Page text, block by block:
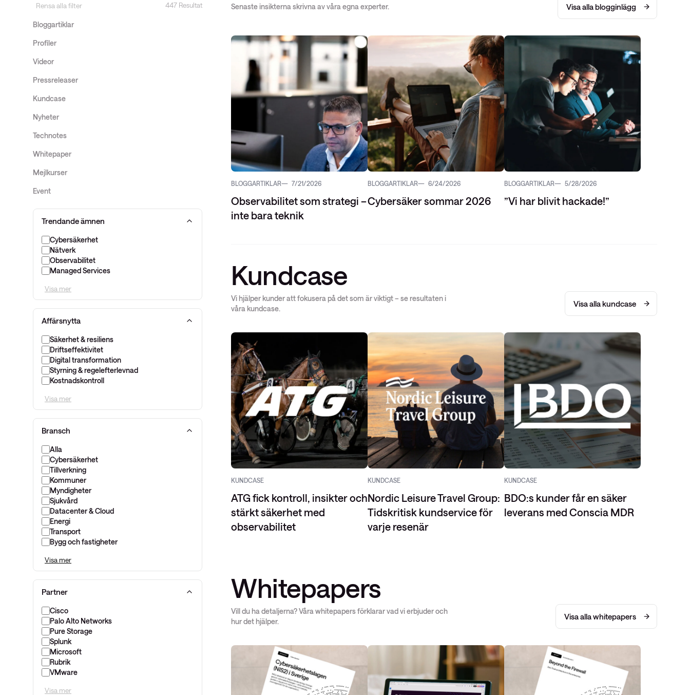
insights
Nyhetsbrev ThreatInsights
Cisco Live
Tech notes
Ämnen
447 Resultat
Rensa alla filter
Bloggartiklar
Profiler
Videor
Pressreleaser
Kundcase
Nyheter
Technotes
Whitepaper
Mejlkurser
Event
Trendande ämnen
Cybersäkerhet
Nätverk
Observabilitet
Managed Services
Visa mer
Affärsnytta
Säkerhet & resiliens
Driftseffektivitet
Digital transformation
Styrning & regelefterlevnad
Kostnadskontroll
Visa mer
Bransch
Alla
Cybersäkerhet
Tillverkning
Kommuner
Myndigheter
Sjukvård
Datacenter & Cloud
Energi
Transport
Bygg och fastigheter
Visa mer
Partner
Cisco
Palo Alto Networks
Pure Storage
Splunk
Microsoft
Rubrik
VMware
Visa mer
Senaste insikterna skrivna av våra egna experter. Visa alla blogginlägg
BLOGGARTIKLAR 7/21/2026
Observabilitet som strategi –
inte bara teknik
BLOGGARTIKLAR 6/24/2026
Cybersäker sommar 2026
BLOGGARTIKLAR 5/28/2026
”Vi har blivit hackade!”
Kundcase
Vi hjälper kunder att fokusera på det som är viktigt – se resultaten i
våra kundcase.
Visa alla kundcase
KUNDCASE
ATG fick kontroll, insikter och
stärkt säkerhet med
observabilitet
KUNDCASE
Nordic Leisure Travel Group:
Tidskritisk kundservice för
varje resenär
KUNDCASE
BDO:s kunder får en säker
leverans med Conscia MDR
Whitepapers
Vill du ha detaljerna? Våra whitepapers förklarar vad vi erbjuder och
hur det hjälper.
Visa alla whitepapers